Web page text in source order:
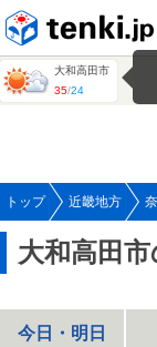
大和高田市
35/24
トップ 近畿地方
大和高田
今日・明日